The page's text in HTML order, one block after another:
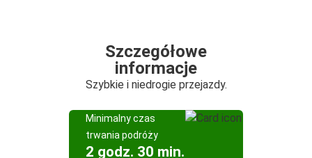
Szczegółowe
informacje
Szybkie i niedrogie przejazdy.
Minimalny czas
trwania podróży
2 godz. 30 min.